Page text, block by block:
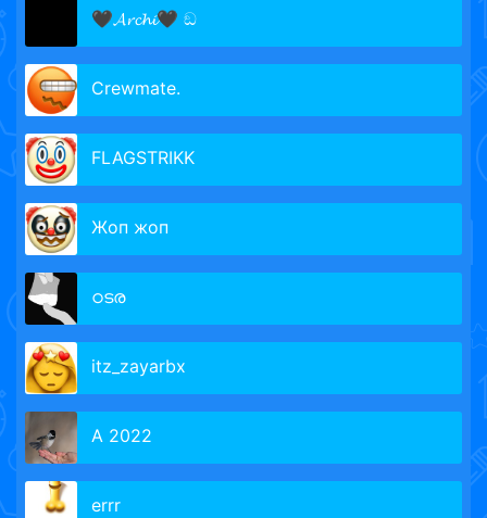
🖤𝓐𝓻𝓬𝓱𝓲🖤 ඞ
Crewmate.
FLAGSTRIKK
Жоп жоп
ഠടര
itz_zayarbx
A 2022
errr